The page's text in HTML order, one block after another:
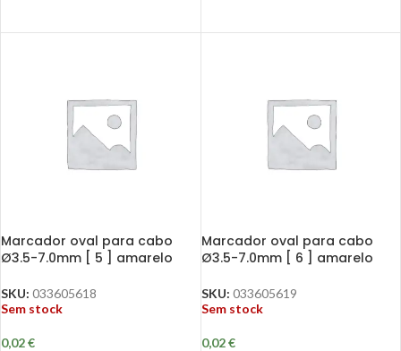
Marcador oval para cabo
Ø3.5-7.0mm [ 5 ] amarelo
SKU: 033605618
Sem stock
0,02€
Marcador oval para cabo
Ø3.5-7.0mm [ 6 ] amarelo
SKU: 033605619
Sem stock
0,02€